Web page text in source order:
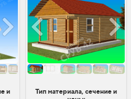
и
Тип материала, сечение и